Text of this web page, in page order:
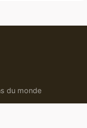
du monde